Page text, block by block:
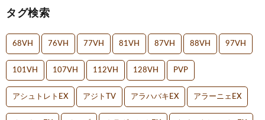
タグ検索
68VH 76VH 77VH 81VH 87VH 88VH 97VH
101VH 107VH 112VH 128VH PVP
アシュトレトEX アジトTV アラハバキEX アラーニェEX